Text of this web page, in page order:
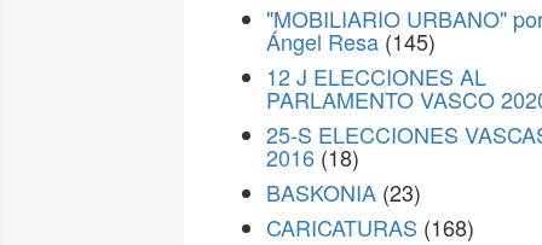
"MOBILIARIO URBANO"
Ángel Resa (145)
12 J ELECCIONES AL
PARLAMENTO VASCO
25-S ELECCIONES
2016 (18)
BASKONIA (23)
CARICATURAS (168)